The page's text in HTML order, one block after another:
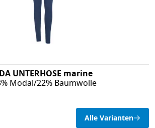
UNTERHOSE marine
Modal/22% Baumwolle
Alle Varianten